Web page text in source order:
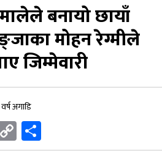
बनायो छायाँ
मोहन रेग्मीले
जिम्मेवारी
अगाडि
Copy
Link